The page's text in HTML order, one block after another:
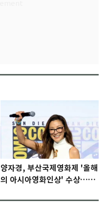
양자경, 부산국제영화제 '올해
의 아시아영화인상' 수상…15